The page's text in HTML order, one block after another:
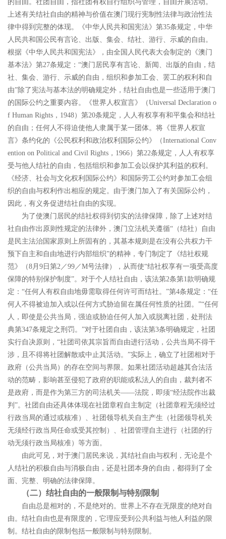
上述有关结社自由的精神与价值在澳门现行宪制性法律与政治性法
律中得到完整的体现。《中华人民共和国宪法》第35条规定，中华
人民共和国公民有言论、出版、集会、结社、游行、示威的自由。
根据《中华人民共和国宪法》，由全国人民代表大会制定的《澳门
基本法》第27条规定： “澳门居民享有言论、新闻、出版的自由，结
社、集会、游行、示威的自由，组织和参加工会、罢工的权利和自
由”除了宪法与基本法的明确规定外，结社自由也是一些适用于澳门
的国际公约之重要内容。《世界人权宣言》（Universal Declaration o
f Human Rights ， 1948）第20条规定，人人有权享有和平集会和结社
的自由；任何人不得迫使他人隶属于某一团体。将《世界人权宣
言》条约化的《公民权利和政治权利国际公约》（International Conv
ention on Political and Civil Rights ， 1966）第22条规定，人人有权享
受与他人结社的自由，包括组织和参加工会以保护其利益的权利。
《经济、社会与文化权利国际公约》和国际劳工公约对参加工会组
织的自由与权利作出相应的规定。由于澳门加入了有关国际公约，
因此，有义务促进结社自由的实现。
为了使澳门居民的结社权得到切实的法律保障，除了上述对结
社自由作出原则性规定的法律外，澳门立法机关遵循“ （结社）自由
是民主法治国家原则上所固有的，其基本规则是在没有公共权力干
预下自主和自由地进行内部组织”的精神，专门制定了《结社权规
范》（8月 9 日第2／99／M号法律），从而使“结社权享有一项受高度
保障的特别保护制度”。 对于个人结社自由，该法第2条第1款明确规
定： “任何人有权自由地毋需取得任何许可而结社。 ”第4条规定： “任
何人不得被迫加入或以任何方式胁迫留在属任何性质的社团。 ”“任何
人，即使是公共当局，强迫或胁迫任何人加入或脱离社团，处刑法
典第347条规定之刑罚。 ”对于社团自由，该法第3条明确规定，社团
实行自决原则， “社团司依其宗旨而自由进行活动，公共当局不得干
涉，且不得将社团解散或中止其活动。 ”实际上，确立了社团相对于
政府（公共当局）的存在空间与界限。如果社团活动超越其合法活
动的范畴，影响甚至侵犯了政府的职能或私法人的自由，裁判者不
是政府，而是作为第三方的司法机关――法院，即须“经法院作出裁
判 ”。 社团自由还具体体现在社团章程自主制定（社团章程无须经过
行政当局的通过或核准）、社团领导机关自主产生（社团领导机关
无须经行政当局任命或受其控制）、社团管理自主进行（社团的行
动无须行政当局核准）等方面。
由此可见，对于澳门居民来说，其结社自由与权利，无论是个
人结社的积极自由与消极自由，还是社团本身的自由，都得到了全
面、完整、明确的法律保障。
（二）结社自由的一般限制与特别限制
自由总是相对的，不是绝对的。世界上不存在无限度的绝对自
由。结社自由也是有限度的，它理应受到公共利益与他人利益的限
制。结社自由的限制包括一般限制与特别限制。